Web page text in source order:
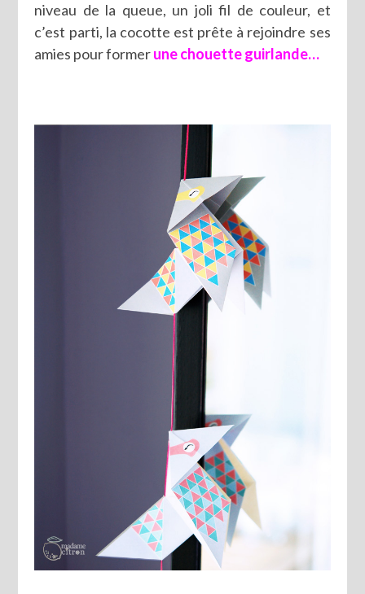
niveau de la queue, un joli fil de couleur, et
c’est parti, la cocotte est prête à rejoindre ses
amies pour formerune chouette guirlande…